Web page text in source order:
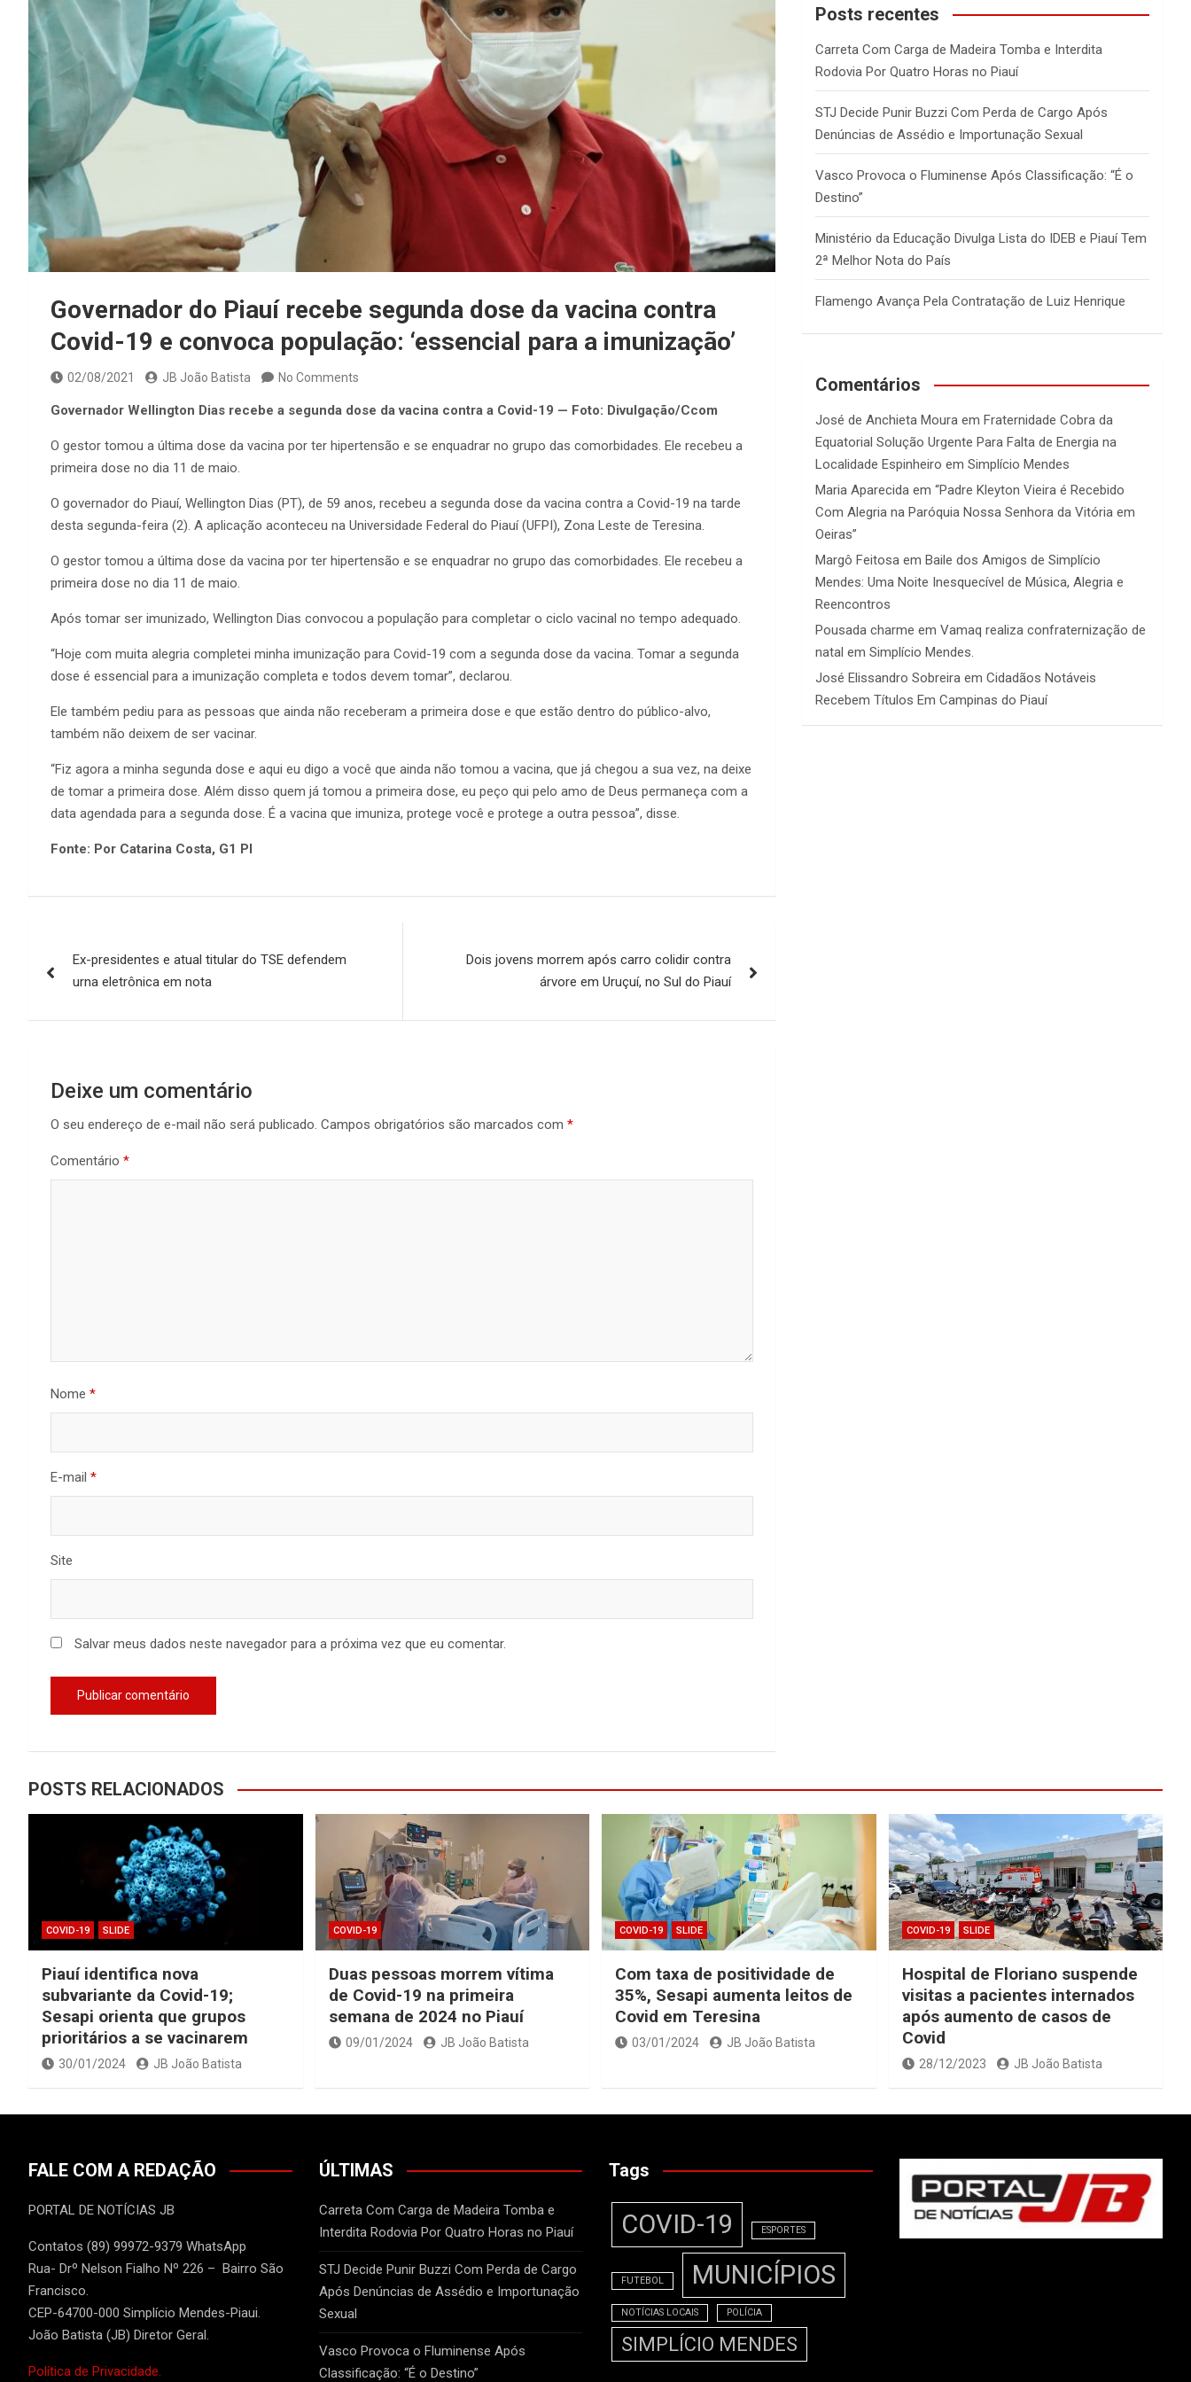
Governador do Piauí recebe segunda dose da vacina contra
Covid-19 e convoca população: ‘essencial para a imunização’
02/08/2021 JB João Batista No Comments
Governador Wellington Dias recebe a segunda dose da vacina contra a Covid-19 — Foto: Divulgação/Ccom
O gestor tomou a última dose da vacina por ter hipertensão e se enquadrar no grupo das comorbidades. Ele recebeu a
primeira dose no dia 11 de maio.
O governador do Piauí, Wellington Dias (PT), de 59 anos, recebeu a segunda dose da vacina contra a Covid-19 na tarde
desta segunda-feira (2). A aplicação aconteceu na Universidade Federal do Piauí (UFPI), Zona Leste de Teresina.
O gestor tomou a última dose da vacina por ter hipertensão e se enquadrar no grupo das comorbidades. Ele recebeu a
primeira dose no dia 11 de maio.
Após tomar ser imunizado, Wellington Dias convocou a população para completar o ciclo vacinal no tempo adequado.
“Hoje com muita alegria completei minha imunização para Covid-19 com a segunda dose da vacina. Tomar a segunda
dose é essencial para a imunização completa e todos devem tomar”, declarou.
Ele também pediu para as pessoas que ainda não receberam a primeira dose e que estão dentro do público-alvo,
também não deixem de ser vacinar.
“Fiz agora a minha segunda dose e aqui eu digo a você que ainda não tomou a vacina, que já chegou a sua vez, na deixe
de tomar a primeira dose. Além disso quem já tomou a primeira dose, eu peço qui pelo amo de Deus permaneça com a
data agendada para a segunda dose. É a vacina que imuniza, protege você e protege a outra pessoa”, disse.
Fonte: Por Catarina Costa, G1 PI
de
Post
Ex-presidentes e atual titular do TSE defendem
urna eletrônica em nota
Dois jovens morrem após carro colidir contra
árvore em Uruçuí, no Sul do Piauí
Deixe um comentário
O seu endereço de e-mail não será publicado. Campos obrigatórios são marcados com *
Comentário *
Nome *
E-mail *
Site
Salvar meus dados neste navegador para a próxima vez que eu comentar.
c
Posts recentes
Carreta Com Carga de Madeira Tomba e Interdita
Rodovia Por Quatro Horas no Piauí
STJ Decide Punir Buzzi Com Perda de Cargo Após
Denúncias de Assédio e Importunação Sexual
Vasco Provoca o Fluminense Após Classificação: “É o
Destino”
Ministério da Educação Divulga Lista do IDEB e Piauí Tem
2ª Melhor Nota do País
Flamengo Avança Pela Contratação de Luiz Henrique
Comentários
José de Anchieta Moura emFraternidade Cobra da
Equatorial Solução Urgente Para Falta de Energia na
Localidade Espinheiro em Simplício Mendes
Maria Aparecida em“Padre Kleyton Vieira é Recebido
Com Alegria na Paróquia Nossa Senhora da Vitória em
Oeiras”
Margô Feitosa emBaile dos Amigos de Simplício
Mendes: Uma Noite Inesquecível de Música, Alegria e
Reencontros
Pousada charme emVamaq realiza confraternização de
natal em Simplício Mendes.
José Elissandro Sobreira emCidadãos Notáveis
Recebem Títulos Em Campinas do Piauí
POSTS RELACIONADOS
COVID-19 SLIDE
Piauí identifica nova
subvariante da Covid-19;
Sesapi orienta que grupos
prioritários a se vacinarem
30/01/2024 JB João Batista
COVID-19
Duas pessoas morrem vítima
de Covid-19 na primeira
semana de 2024 no Piauí
09/01/2024 JB João Batista
COVID-19 SLIDE
Com taxa de positividade de
35%, Sesapi aumenta leitos de
Covid em Teresina
03/01/2024 JB João Batista
COVID-19 SLIDE
Hospital de Floriano suspende
visitas a pacientes internados
após aumento de casos de
Covid
28/12/2023 JB João Batista
FALE COM A REDAÇÃO
PORTAL DE NOTÍCIAS JB
Contatos (89) 99972-9379 WhatsApp
Rua- Drº Nelson Fialho Nº 226 – Bairro São
Francisco.
CEP-64700-000 Simplício Mendes-Piaui.
João Batista (JB) Diretor Geral.
Política de Privacidade.
ÚLTIMAS
Carreta Com Carga de Madeira Tomba e
Interdita Rodovia Por Quatro Horas no Piauí
STJ Decide Punir Buzzi Com Perda de Cargo
Após Denúncias de Assédio e Importunação
Sexual
Vasco Provoca o Fluminense Após
Classificação: “É o Destino”
Tags
COVID-19 ESPORTES
FUTEBOL MUNICÍPIOS
NOTÍCIAS LOCAIS POLÍCIA
SIMPLÍCIO MENDES